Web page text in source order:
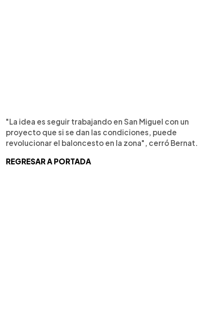
"La idea es seguir trabajando en San Miguel con un
proyecto que si se dan las condiciones, puede
revolucionar el baloncesto en la zona", cerró Bernat.
REGRESAR A PORTADA